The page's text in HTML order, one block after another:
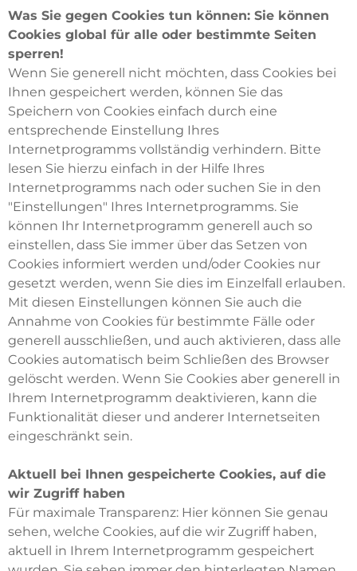
Was Sie gegen Cookies tun können: Sie können
Cookies global für alle oder bestimmte Seiten
sperren!
Wenn Sie generell nicht möchten, dass Cookies bei
Ihnen gespeichert werden, können Sie das
Speichern von Cookies einfach durch eine
entsprechende Einstellung Ihres
Internetprogramms vollständig verhindern. Bitte
lesen Sie hierzu einfach in der Hilfe Ihres
Internetprogramms nach oder suchen Sie in den
"Einstellungen" Ihres Internetprogramms. Sie
können Ihr Internetprogramm generell auch so
einstellen, dass Sie immer über das Setzen von
Cookies informiert werden und/oder Cookies nur
gesetzt werden, wenn Sie dies im Einzelfall erlauben.
Mit diesen Einstellungen können Sie auch die
Annahme von Cookies für bestimmte Fälle oder
generell ausschließen, und auch aktivieren, dass alle
Cookies automatisch beim Schließen des Browser
gelöscht werden. Wenn Sie Cookies aber generell in
Ihrem Internetprogramm deaktivieren, kann die
Funktionalität dieser und anderer Internetseiten
eingeschränkt sein.
Aktuell bei Ihnen gespeicherte Cookies, auf die
wir Zugriff haben
Für maximale Transparenz: Hier können Sie genau
sehen, welche Cookies, auf die wir Zugriff haben,
aktuell in Ihrem Internetprogramm gespeichert